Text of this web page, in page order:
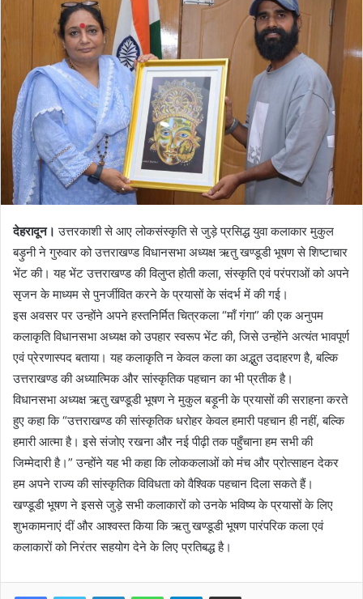
e
m
a
i
l
देहरादून। उत्तरकाशी से आए लोकसंस्कृति से जुड़े प्रसिद्ध युवा कलाकार मुकुल
बड़ुनी ने गुरुवार को उत्तराखण्ड विधानसभा अध्यक्ष ऋतु खण्डूडी भूषण से शिष्टाचार
भेंट की। यह भेंट उत्तराखण्ड की विलुप्त होती कला, संस्कृति एवं परंपराओं को अपने
सृजन के माध्यम से पुनर्जीवित करने के प्रयासों के संदर्भ में की गई।
इस अवसर पर उन्होंने अपने हस्तनिर्मित चित्रकला “माँ गंगा” की एक अनुपम
कलाकृति विधानसभा अध्यक्ष को उपहार स्वरूप भेंट की, जिसे उन्होंने अत्यंत भावपूर्ण
एवं प्रेरणास्पद बताया। यह कलाकृति न केवल कला का अद्भुत उदाहरण है, बल्कि
उत्तराखण्ड की अध्यात्मिक और सांस्कृतिक पहचान का भी प्रतीक है।
विधानसभा अध्यक्ष ऋतु खण्डूडी भूषण ने मुकुल बड़ूनी के प्रयासों की सराहना करते
हुए कहा कि “उत्तराखण्ड की सांस्कृतिक धरोहर केवल हमारी पहचान ही नहीं, बल्कि
हमारी आत्मा है। इसे संजोए रखना और नई पीढ़ी तक पहुँचाना हम सभी की
जिम्मेदारी है।” उन्होंने यह भी कहा कि लोककलाओं को मंच और प्रोत्साहन देकर
हम अपने राज्य की सांस्कृतिक विविधता को वैश्विक पहचान दिला सकते हैं।
खण्डूडी भूषण ने इससे जुड़े सभी कलाकारों को उनके भविष्य के प्रयासों के लिए
शुभकामनाएं दीं और आश्वस्त किया कि ऋतु खण्डूडी भूषण पारंपरिक कला एवं
कलाकारों को निरंतर सहयोग देने के लिए प्रतिबद्ध है।
Telegram